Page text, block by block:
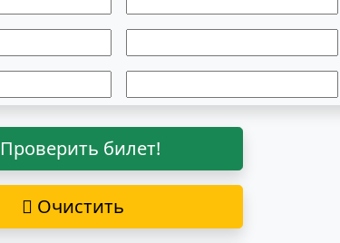
Проверить билет!
Очистить